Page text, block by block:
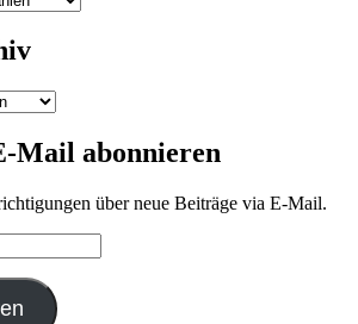
Mail abonnieren
über neue Beiträge via E-Mail.